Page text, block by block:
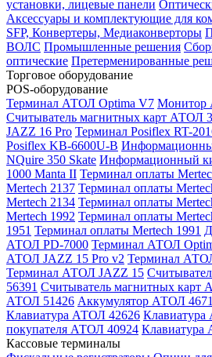
установки, лицевые панели
Аксессуары и комплектующие для
SFP, Конвертеры, Медиаконверторы
ВОЛС Промышленные решения
оптические Претерменированные
Торговое оборудование
POS-оборудование
Терминал АТОЛ Optima V7 Монитор
Считыватель магнитных карт АТОЛ
JAZZ 16 Pro Терминал Posiflex RT-
Posiflex KB-6600U-B
NQuire 350 Skate Информационный
1000 Manta II Терминал оплаты
Mertech 2137 Терминал оплаты
Mertech 2134 Терминал оплаты
Mertech 1992 Терминал оплаты
1951 Терминал оплаты Mertech 1991
АТОЛ PD-7000 Терминал АТОЛ
АТОЛ JAZZ 15 Pro v2 Терминал
Терминал АТОЛ JAZZ 15
56391 Считыватель магнитных карт
АТОЛ 51426 Аккумулятор АТОЛ
Клавиатура АТОЛ 42626
покупателя АТОЛ 40924 Клавиатура
Кассовые терминалы